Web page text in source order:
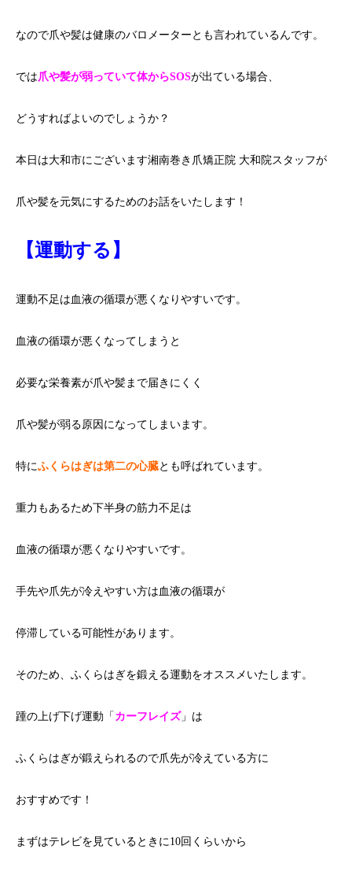
なので爪や髪は健康のバロメーターとも言われているんです。
では爪や髪が弱っていて体からSOSが出ている場合、
どうすればよいのでしょうか？
本日は大和市にございます湘南巻き爪矯正院 大和院スタッフが
爪や髪を元気にするためのお話をいたします！
【運動する】
運動不足は血液の循環が悪くなりやすいです。
血液の循環が悪くなってしまうと
必要な栄養素が爪や髪まで届きにくく
爪や髪が弱る原因になってしまいます。
特にふくらはぎは第二の心臓とも呼ばれています。
重力もあるため下半身の筋力不足は
血液の循環が悪くなりやすいです。
手先や爪先が冷えやすい方は血液の循環が
停滞している可能性があります。
そのため、ふくらはぎを鍛える運動をオススメいたします。
踵の上げ下げ運動「 カーフレイズ」は
ふくらはぎが鍛えられるので爪先が冷えている方に
おすすめです！
まずはテレビを見ているときに10回くらいから